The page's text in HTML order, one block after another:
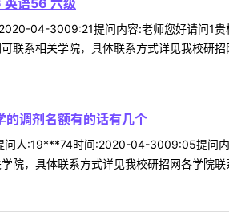
英语56 六级
04-3009:21提问内容:老师您好请问1
联系相关学院，具体联系方式详见我校研
的调剂名额有的话有几个
问人:19***74时间:2020-04-3009:05提问
院，具体联系方式详见我校研招网各学院联